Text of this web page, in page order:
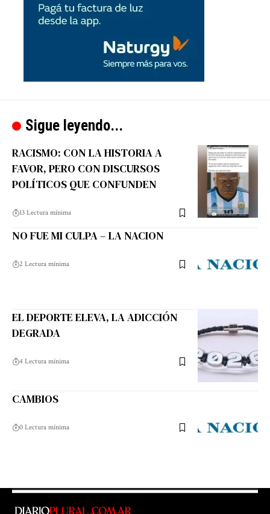
Sigue leyendo...
RACISMO: CON LA HISTORIA A
FAVOR, PERO CON DISCURSOS
POLÍTICOS QUE CONFUNDEN
13 Lectura mínima
NO FUE MI CULPA – LA NACION
2 Lectura mínima
EL DEPORTE ELEVA, LA ADICCIÓN
DEGRADA
4 Lectura mínima
CAMBIOS
0 Lectura mínima